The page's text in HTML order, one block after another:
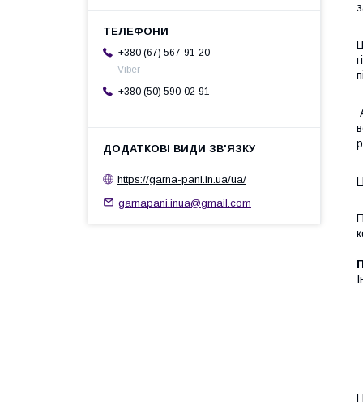
+380 (67) 567-91-20
Viber
+380 (50) 590-02-91
https://garna-pani.in.ua/ua/
garnapani.inua@gmail.com